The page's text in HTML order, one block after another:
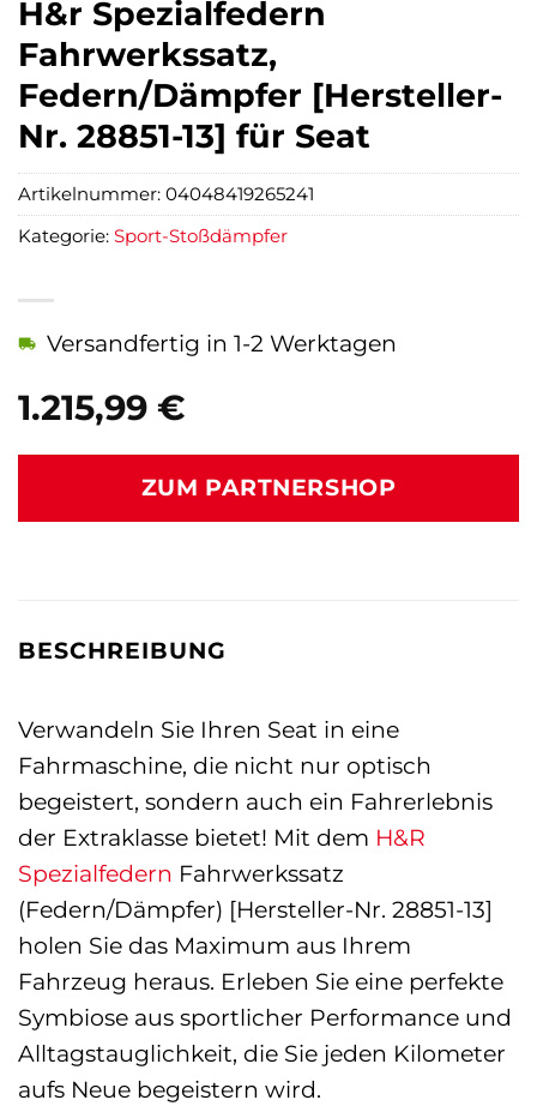
H&r Spezialfedern
Fahrwerkssatz,
Federn/Dämpfer [Hersteller-
Nr. 28851-13] für Seat
1.215,99 €
Versandfertig in 1-2 Werktagen
ZUM PARTNERSHOP
Artikelnummer: 04048419265241
Kategorie: Sport-Stoßdämpfer
BESCHREIBUNG
Verwandeln Sie Ihren Seat in eine
Fahrmaschine, die nicht nur optisch
begeistert, sondern auch ein Fahrerlebnis
der Extraklasse bietet! Mit dem H&R
Spezialfedern Fahrwerkssatz
(Federn/Dämpfer) [Hersteller-Nr. 28851-13]
holen Sie das Maximum aus Ihrem
Fahrzeug heraus. Erleben Sie eine perfekte
Symbiose aus sportlicher Performance und
Alltagstauglichkeit, die Sie jeden Kilometer
aufs Neue begeistern wird.